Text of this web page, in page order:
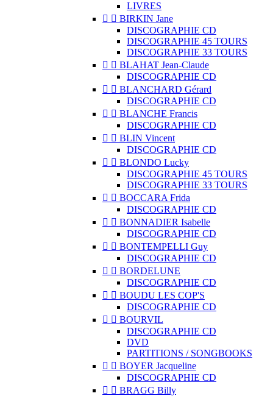
LIVRES
  BIRKIN Jane
DISCOGRAPHIE CD
DISCOGRAPHIE 45 TOURS
DISCOGRAPHIE 33 TOURS
  BLAHAT Jean-Claude
DISCOGRAPHIE CD
  BLANCHARD Gérard
DISCOGRAPHIE CD
  BLANCHE Francis
DISCOGRAPHIE CD
  BLIN Vincent
DISCOGRAPHIE CD
  BLONDO Lucky
DISCOGRAPHIE 45 TOURS
DISCOGRAPHIE 33 TOURS
  BOCCARA Frida
DISCOGRAPHIE CD
  BONNADIER Isabelle
DISCOGRAPHIE CD
  BONTEMPELLI Guy
DISCOGRAPHIE CD
  BORDELUNE
DISCOGRAPHIE CD
  BOUDU LES COP'S
DISCOGRAPHIE CD
  BOURVIL
DISCOGRAPHIE CD
DVD
PARTITIONS / SONGBOOKS
  BOYER Jacqueline
DISCOGRAPHIE CD
  BRAGG Billy